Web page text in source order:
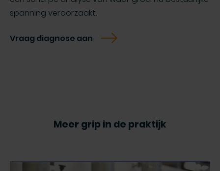
spanning veroorzaakt.
Vraag diagnose aan
Meer grip in de praktijk